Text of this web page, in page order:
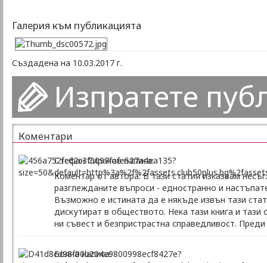
Галерия към публикацията
Създадена на 10.03.2017 г.
Изпратете
Коментари
Стефан Сираков написа:
Коментар от автора: В тази статия изказвам
разглежданите въпроси - едностранно и
Възможно е истината да е някъде извън тази
дискутират в обществото. Нека тази книга и
ни съвест и безпристрастна справедливост.
Бояна написа: